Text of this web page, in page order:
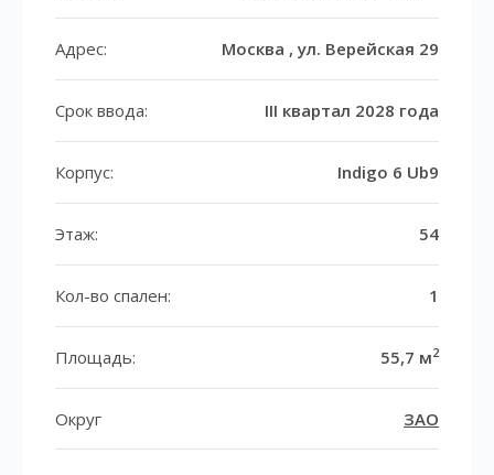
Адрес: Москва , ул. Верейская 29
Срок ввода: III квартал 2028 года
Корпус: Indigo 6 Ub9
Этаж: 54
Кол-во спален: 1
Площадь: 55,7 м2
Округ ЗАО